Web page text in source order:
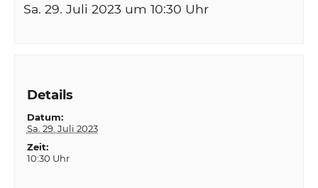
Sa. 29. Juli 2023 um 10:30 Uhr
Details
Datum:
Sa. 29. Juli 2023
Zeit:
10:30 Uhr